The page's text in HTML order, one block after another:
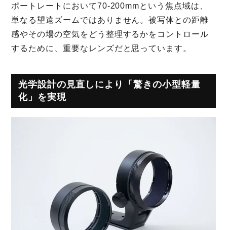
ポートレートにおいて70-200mmという焦点域は、
単なる望遠ズームではありません。被写体との距離
感やその場の空気をどう整理するかをコントロール
するために、重要なレンズだと思っています。
光学設計の見直しにより「驚きの小型軽量
化」を実現